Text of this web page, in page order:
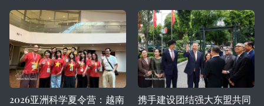
2026亚洲科学夏令营：越南
携手建设团结强大东盟共同